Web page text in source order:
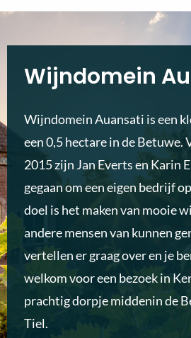
Wijndomein
Wijndomein Auansati is een
een 0,5 hectare in de Betuwe.
2015 zijn Jan Everts en Karin
gegaan om een eigen bedrijf
doel is het maken van mooie
andere mensen van kunnen
vertellen er graag over en je
welkom voor een bezoek in
prachtig dorpje middenin de
Tiel.